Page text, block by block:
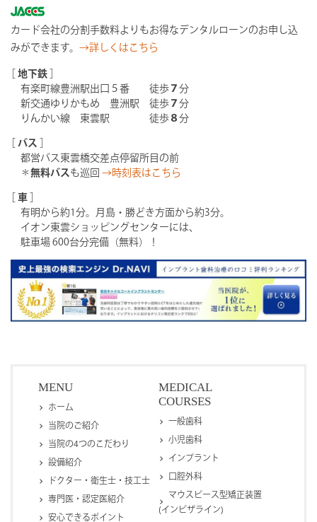
カード会社の分割手数料よりもお得なデンタルローンのお申し込
みができます。 →詳しくはこちら
地下鉄
有楽町線豊洲駅出口５番 徒歩 ７ 分
新交通ゆりかもめ 豊洲駅 徒歩 ７ 分
りんかい線 東雲駅 徒歩 ８ 分
バス
都営バス東雲橋交差点停留所目の前
＊ 無料バス も巡回 →時刻表はこちら
車
有明から約1分。月島・勝どき方面から約3分。
イオン東雲ショッピングセンターには、
駐車場 600台分完備（無料）！
MENU
ホーム
当院のご紹介
当院の4つのこだわり
設備紹介
ドクター・衛生士・技工士
専門医・認定医紹介
安心できるポイント
MEDICAL
COURSES
一般歯科
小児歯科
インプラント
口腔外科
マウスピース型矯正装置
(インビザライン)